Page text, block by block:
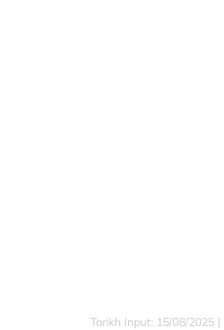
Tarikh Input: 15/08/2025 |